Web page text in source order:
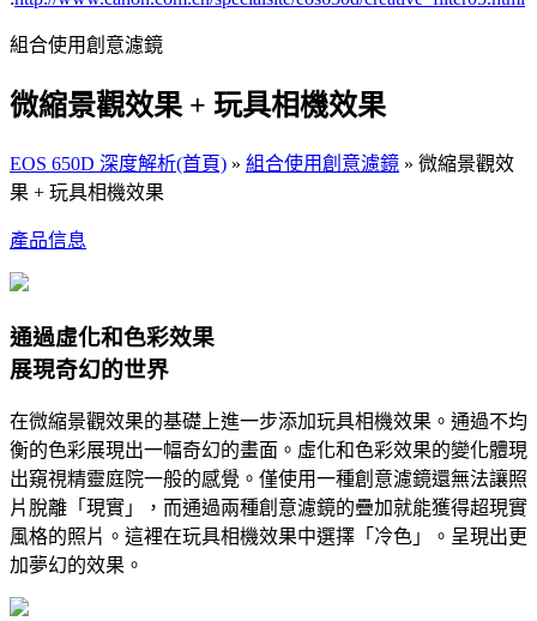
組合使用創意濾鏡
微縮景觀效果 + 玩具相機效果
EOS 650D 深度解析(首頁) » 組合使用創意濾鏡 » 微縮景觀效
果 + 玩具相機效果
產品信息
通過虛化和色彩效果
展現奇幻的世界
在微縮景觀效果的基礎上進一步添加玩具相機效果。通過不均
衡的色彩展現出一幅奇幻的畫面。虛化和色彩效果的變化體現
出窺視精靈庭院一般的感覺。僅使用一種創意濾鏡還無法讓照
片脫離「現實」，而通過兩種創意濾鏡的疊加就能獲得超現實
風格的照片。這裡在玩具相機效果中選擇「冷色」。呈現出更
加夢幻的效果。